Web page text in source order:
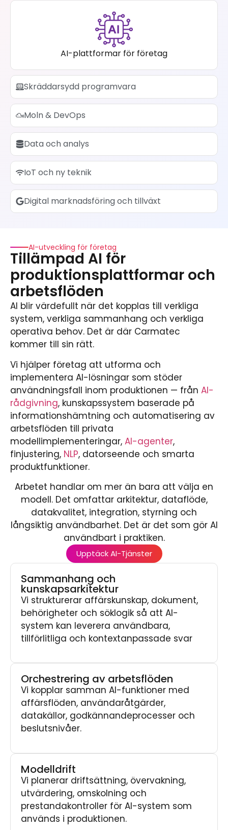
Skräddarsydd programvara
Moln & DevOps
Data och analys
IoT och ny teknik
Digital marknadsföring och tillväxt
AI-plattformar för företag
Sammanhang och
kunskapsarkitektur
Vi strukturerar affärskunskap, dokument,
behörigheter och söklogik så att AI-
system kan leverera användbara,
tillförlitliga och kontextanpassade svar
Orchestrering av arbetsflöden
Vi kopplar samman AI-funktioner med
affärsflöden, användaråtgärder,
datakällor, godkännandeprocesser och
beslutsnivåer.
Modelldrift
Vi planerar driftsättning, övervakning,
utvärdering, omskolning och
prestandakontroller för AI-system som
används i produktionen.
AI-utveckling för företag
Tillämpad AI för
produktionsplattformar och
arbetsflöden
AI blir värdefullt när det kopplas till verkliga
system, verkliga sammanhang och verkliga
operativa behov. Det är där Carmatec
kommer till sin rätt.
Vi hjälper företag att utforma och
implementera AI-lösningar som stöder
användningsfall inom produktionen — från AI-
rådgivning, kunskapssystem baserade på
informationshämtning och automatisering av
arbetsflöden till privata
modellimplementeringar, AI-agenter,
finjustering, NLP, datorseende och smarta
produktfunktioner.
Arbetet handlar om mer än bara att välja en
modell. Det omfattar arkitektur, dataflöde,
datakvalitet, integration, styrning och
långsiktig användbarhet. Det är det som gör AI
användbart i praktiken.
Upptäck AI-Tjänster